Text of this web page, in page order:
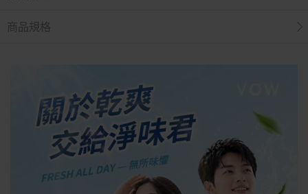
商品規格